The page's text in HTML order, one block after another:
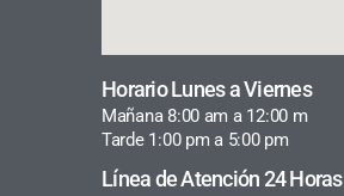
Horario Lunes a Viernes
Mañana 8:00 am a 12:00 m
Tarde 1:00 pm a 5:00 pm
Línea de Atención 24 Horas